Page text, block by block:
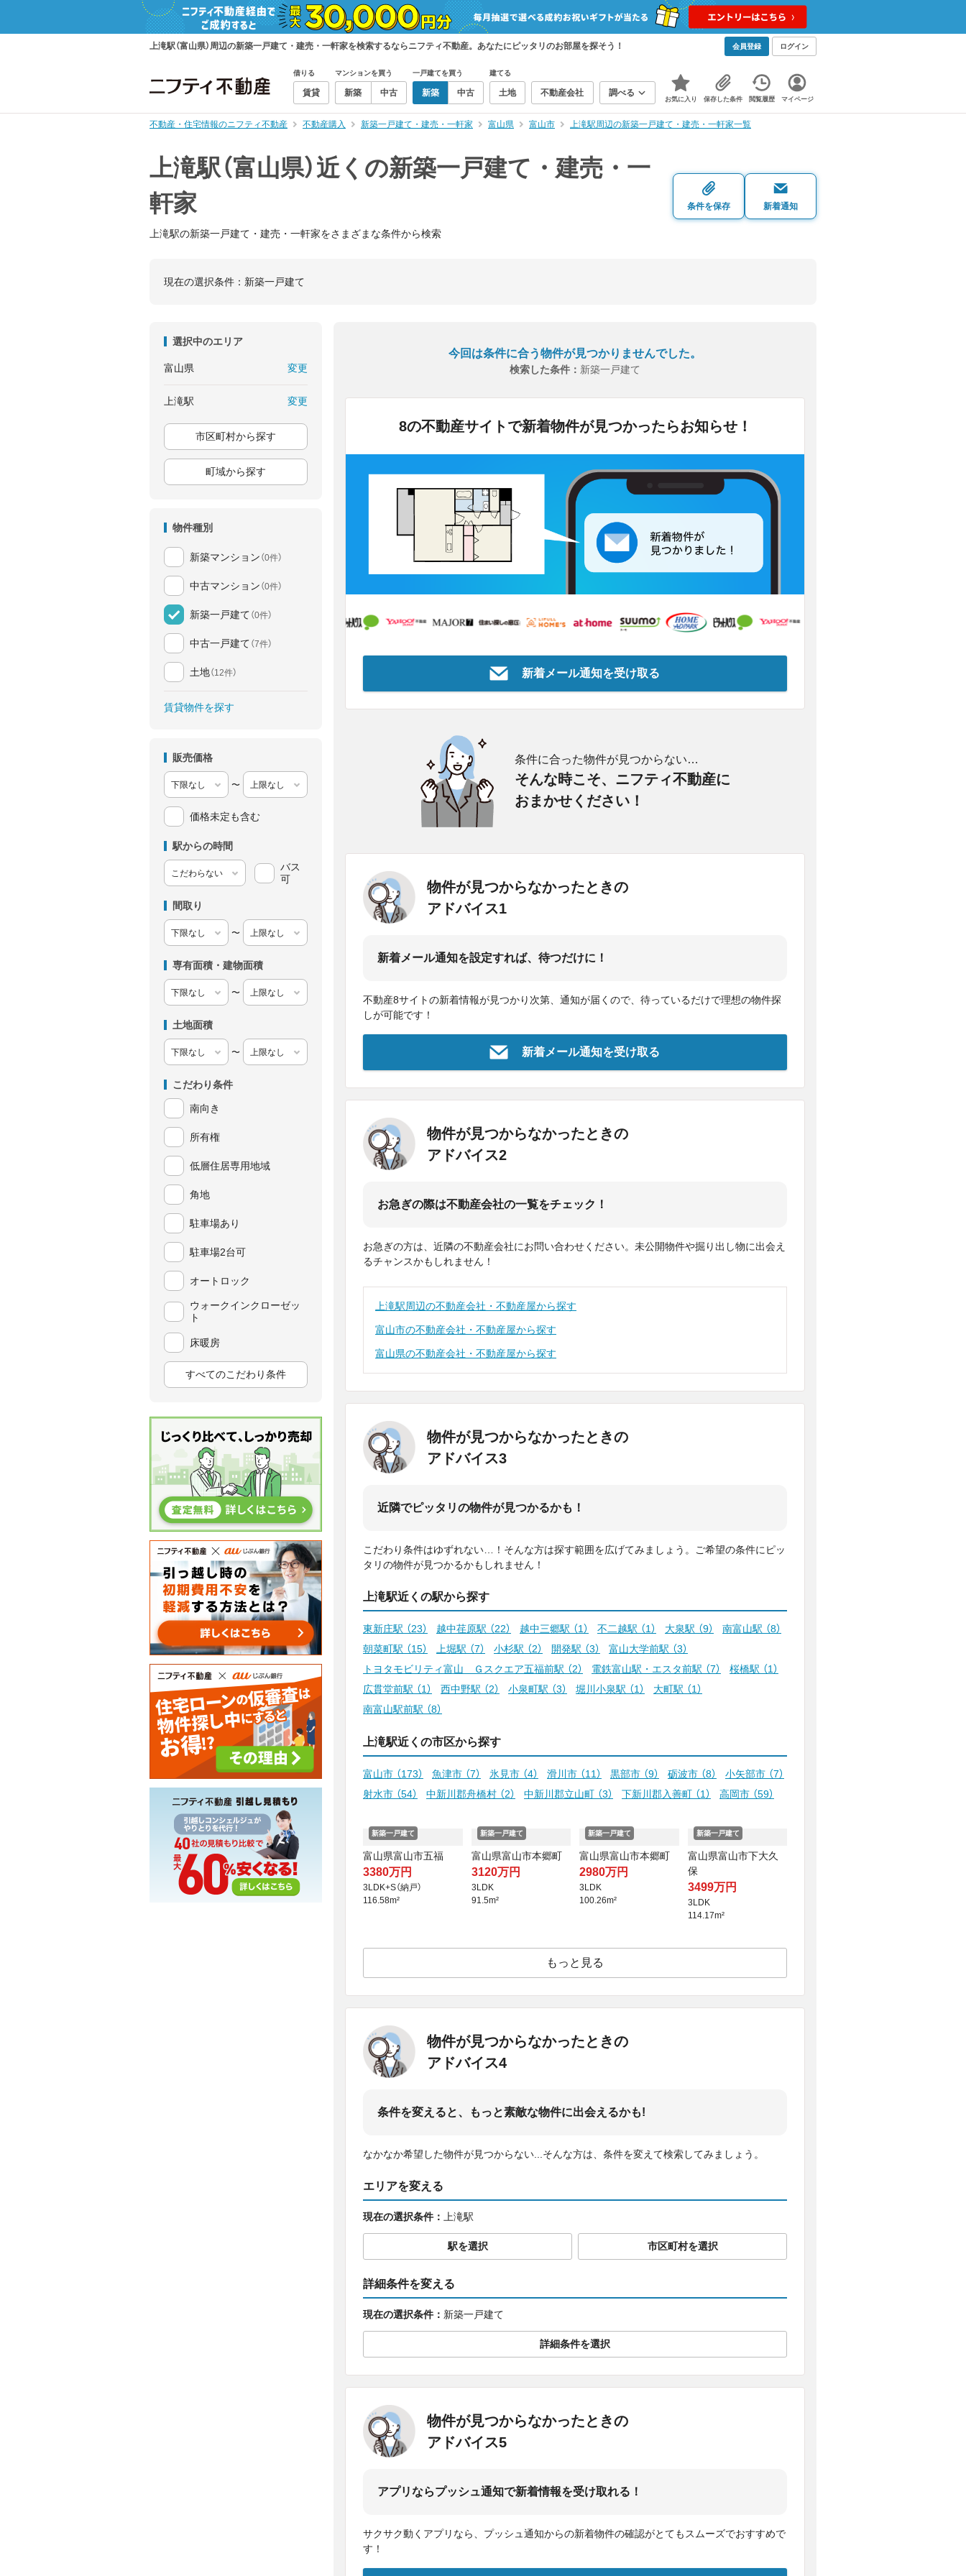
上滝駅（富山県）周辺の新築一戸建て・建売・一軒家を検索するならニフティ不動産。あなたにピッタリのお部屋を探そう！ 会員登録 ログイン
借りる
賃貸
マンションを買う
新築 中古
一戸建てを買う
新築 中古
建てる
土地 不動産会社 調べる
お気に入り 保存した条件 閲覧履歴 マイページ
不動産・住宅情報のニフティ不動産 不動産購入 新築一戸建て・建売・一軒家 富山県 富山市 上滝駅周辺の新築一戸建て・建売・一軒家一覧
上滝駅（富山県）近くの新築一戸建て・建売・一
軒家
上滝駅の新築一戸建て・建売・一軒家をさまざまな条件から検索
条件を保存 新着通知
現在の選択条件： 新築一戸建て
選択中のエリア
富山県 変更
上滝駅 変更
市区町村から探す
町域から探す
物件種別
新築マンション （0件）
中古マンション （0件）
新築一戸建て （0件）
中古一戸建て （7件）
土地（12件）
賃貸物件を探す
販売価格
〜
価格未定も含む
駅からの時間
バス
可
間取り
〜
専有面積・建物面積
〜
土地面積
〜
こだわり条件
南向き
所有権
低層住居専用地域
角地
駐車場あり
駐車場2台可
オートロック
ウォークインクローゼッ
ト
床暖房
すべてのこだわり条件
今回は条件に合う物件が見つかりませんでした。
検索した条件： 新築一戸建て
8の不動産サイトで新着物件が見つかったらお知らせ！
新着メール通知を受け取る
条件に合った物件が見つからない…
そんな時こそ、ニフティ不動産に
おまかせください！
物件が見つからなかったときの
アドバイス1
新着メール通知を設定すれば、待つだけに！
不動産8サイトの新着情報が見つかり次第、通知が届くので、待っているだけで理想の物件探
しが可能です！
新着メール通知を受け取る
物件が見つからなかったときの
アドバイス2
お急ぎの際は不動産会社の一覧をチェック！
お急ぎの方は、近隣の不動産会社にお問い合わせください。未公開物件や掘り出し物に出会え
るチャンスかもしれません！
上滝駅周辺の不動産会社・不動産屋から探す
富山市の不動産会社・不動産屋から探す
富山県の不動産会社・不動産屋から探す
物件が見つからなかったときの
アドバイス3
近隣でピッタリの物件が見つかるかも！
こだわり条件はゆずれない…！そんな方は探す範囲を広げてみましょう。ご希望の条件にピッ
タリの物件が見つかるかもしれません！
上滝駅近くの駅から探す
東新庄駅 （23） 越中荏原駅 （22） 越中三郷駅 （1） 不二越駅 （1） 大泉駅 （9） 南富山駅 （8）
朝菜町駅 （15） 上堀駅 （7） 小杉駅 （2） 開発駅 （3） 富山大学前駅 （3）
トヨタモビリティ富山 Ｇスクエア五福前駅 （2） 電鉄富山駅・エスタ前駅 （7） 桜橋駅 （1）
広貫堂前駅 （1） 西中野駅 （2） 小泉町駅 （3） 堀川小泉駅 （1） 大町駅 （1）
南富山駅前駅 （8）
上滝駅近くの市区から探す
富山市 （173） 魚津市 （7） 氷見市 （4） 滑川市 （11） 黒部市 （9） 砺波市 （8） 小矢部市 （7）
射水市 （54） 中新川郡舟橋村 （2） 中新川郡立山町 （3） 下新川郡入善町 （1） 高岡市 （59）
新築一戸建て
富山県富山市五福
3380万円
3LDK+S（納戸）
116.58m²
新築一戸建て
富山県富山市本郷町
3120万円
3LDK
91.5m²
新築一戸建て
富山県富山市本郷町
2980万円
3LDK
100.26m²
新築一戸建て
富山県富山市下大久
保
3499万円
3LDK
114.17m²
もっと見る
物件が見つからなかったときの
アドバイス4
条件を変えると、もっと素敵な物件に出会えるかも!
なかなか希望した物件が見つからない...そんな方は、条件を変えて検索してみましょう。
エリアを変える
現在の選択条件： 上滝駅
駅を選択 市区町村を選択
詳細条件を変える
現在の選択条件： 新築一戸建て
詳細条件を選択
物件が見つからなかったときの
アドバイス5
アプリならプッシュ通知で新着情報を受け取れる！
サクサク動くアプリなら、プッシュ通知からの新着物件の確認がとてもスムーズでおすすめで
す！